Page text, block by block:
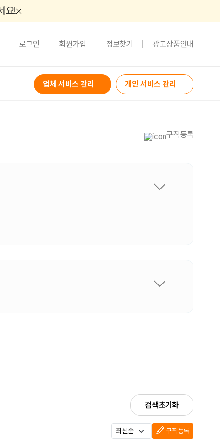
요!
로그인 회원가입 정보찾기 광고상품안내
업체 서비스 관리 개인 서비스 관리
구직등록
검색초기화
구직등록